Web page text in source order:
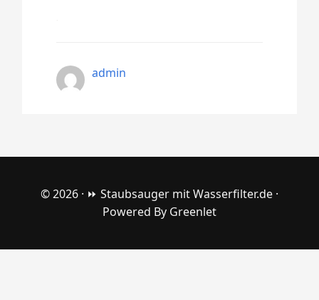
admin
© 2026 · ⏩ Staubsauger mit Wasserfilter.de ·
Powered By Greenlet